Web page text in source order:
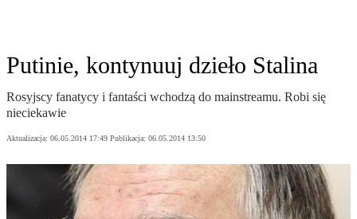
Putinie, kontynuuj dzieło Stalina
Rosyjscy fanatycy i fantaści wchodzą do mainstreamu. Robi się
nieciekawie
Aktualizacja: 06.05.2014 17:49 Publikacja: 06.05.2014 13:50